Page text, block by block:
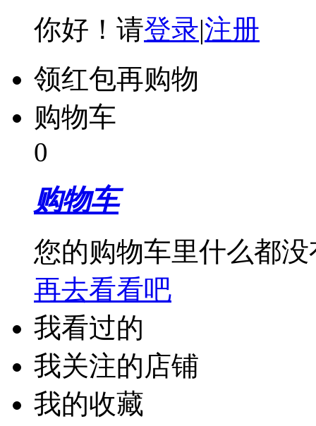
你好！请登录|注册
领红包再购物
购物车
0
购物车
您的购物车里什么都没
再去看看吧
我看过的
我关注的店铺
我的收藏